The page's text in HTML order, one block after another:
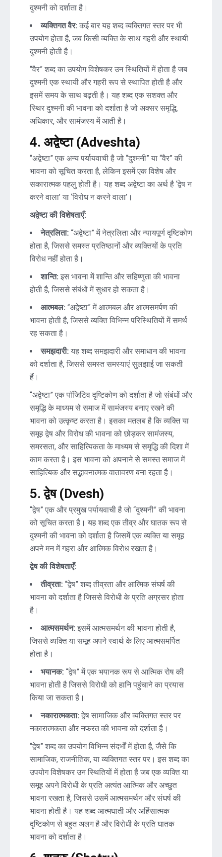
दुश्मनी को दर्शाता है।
व्यक्तिगत वैर: कई बार यह शब्द व्यक्तिगत स्तर पर भी
उपयोग होता है, जब किसी व्यक्ति के साथ गहरी और स्थायी
दुश्मनी होती है।
“वैर” शब्द का उपयोग विशेषकर उन स्थितियों में होता है जब
दुश्मनी एक स्थायी और गहरी रूप से स्थापित होती है और
इसमें समय के साथ बढ़ती है। यह शब्द एक सशक्त और
स्थिर दुश्मनी की भावना को दर्शाता है जो अक्सर समृद्धि,
अधिकार, और सामंजस्य में आती है।
4. अद्वेष्टा (Adveshta)
“अद्वेष्टा” एक अन्य पर्यायवाची है जो “दुश्मनी” या “वैर” की
भावना को सूचित करता है, लेकिन इसमें एक विशेष और
सकारात्मक पहलु होती है। यह शब्द अद्वेष्टा का अर्थ है ‘द्वेष न
करने वाला’ या ‘विरोध न करने वाला’।
अद्वेष्टा की विशेषताएँ:
नेत्रलिता: “अद्वेष्टा” में नेत्रलिता और न्यायपूर्ण दृष्टिकोण
होता है, जिससे समस्त प्रतिष्ठानों और व्यक्तियों के प्रति
विरोध नहीं होता है।
शान्ति: इस भावना में शान्ति और सहिष्णुता की भावना
होती है, जिससे संबंधों में सुधार हो सकता है।
आत्मबल: “अद्वेष्टा” में आत्मबल और आत्मसमर्पण की
भावना होती है, जिससे व्यक्ति विभिन्न परिस्थितियों में समर्थ
रह सकता है।
समझदारी: यह शब्द समझदारी और समाधान की भावना
को दर्शाता है, जिससे समस्त समस्याएं सुलझाई जा सकती
हैं।
“अद्वेष्टा” एक पॉजिटिव दृष्टिकोण को दर्शाता है जो संबंधों और
समृद्धि के माध्यम से समाज में सामंजस्य बनाए रखने की
भावना को उत्कृष्ट करता है। इसका मतलब है कि व्यक्ति या
समूह द्वेष और विरोध की भावना को छोड़कर सामंजस्य,
समरसता, और साहित्यिकता के माध्यम से समृद्धि की दिशा में
काम करता है। इस भावना को अपनाने से समस्त समाज में
साहित्यिक और सद्भावनात्मक वातावरण बना रहता है।
5. द्वेष (Dvesh)
“द्वेष” एक और प्रमुख पर्यायवाची है जो “दुश्मनी” की भावना
को सूचित करता है। यह शब्द एक तीव्र और घातक रूप से
दुश्मनी की भावना को दर्शाता है जिसमें एक व्यक्ति या समूह
अपने मन में गहरा और आत्मिक विरोध रखता है।
द्वेष की विशेषताएँ:
तीव्रता: “द्वेष” शब्द तीव्रता और आत्मिक संघर्ष की
भावना को दर्शाता है जिससे विरोधी के प्रति अग्रसर होता
है।
आत्मसमर्थन: इसमें आत्मसमर्थन की भावना होती है,
जिससे व्यक्ति या समूह अपने स्वार्थ के लिए आत्मसमर्पित
होता है।
भयानक: “द्वेष” में एक भयानक रूप से आत्मिक रोष की
भावना होती है जिससे विरोधी को हानि पहुंचाने का प्रयास
किया जा सकता है।
नकारात्मकता: द्वेष सामाजिक और व्यक्तिगत स्तर पर
नकारात्मकता और नफरत की भावना को दर्शाता है।
“द्वेष” शब्द का उपयोग विभिन्न संदर्भों में होता है, जैसे कि
सामाजिक, राजनीतिक, या व्यक्तिगत स्तर पर। इस शब्द का
उपयोग विशेषकर उन स्थितियों में होता है जब एक व्यक्ति या
समूह अपने विरोधी के प्रति अत्यंत आत्मिक और अच्छुत
भावना रखता है, जिससे उसमें आत्मसमर्थन और संघर्ष की
भावना होती है। यह शब्द आत्मघाती और अहिंसात्मक
दृष्टिकोण से बहुत अलग है और विरोधी के प्रति घातक
भावना को दर्शाता है।